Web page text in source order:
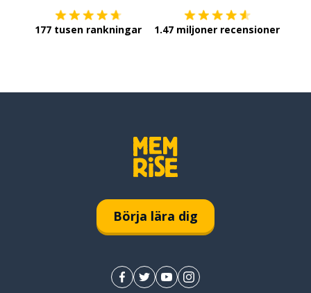
177 tusen rankningar 1.47 miljoner recensioner
Börja lära dig